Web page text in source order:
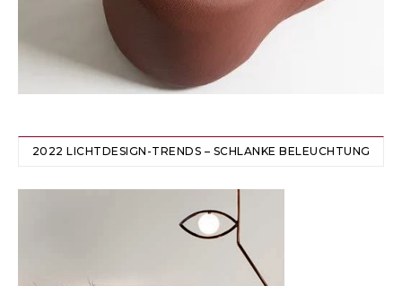
2022 LICHTDESIGN-TRENDS – SCHLANKE BELEUCHTUNG